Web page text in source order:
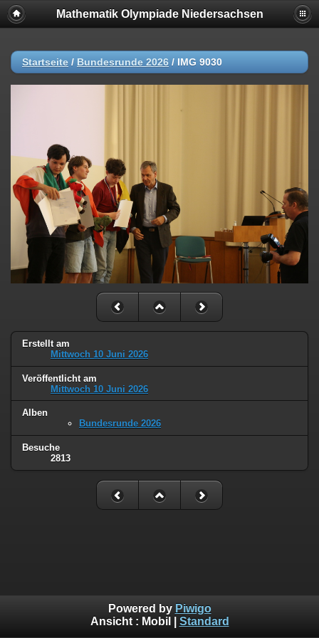
Mathematik Olympiade Niedersachsen
Startseite / Bundesrunde 2026 / IMG 9030
Erstellt am
Mittwoch 10 Juni 2026
Veröffentlicht am
Mittwoch 10 Juni 2026
Alben
Bundesrunde 2026
Besuche
2813
Powered by Piwigo
Ansicht : Mobil Standard